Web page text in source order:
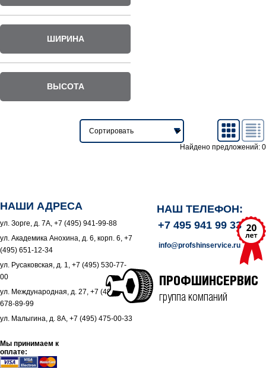
ШИРИНА
ВЫСОТА
Найдено предложений: 0
НАШИ АДРЕСА
ул. Зорге, д. 7А, +7 (495) 941-99-88
ул. Академика Анохина, д. 6, корп. 6, +7
(495) 651-12-34
ул. Русаковская, д. 1, +7 (495) 530-77-
00
ул. Международная, д. 27, +7 (495)
678-89-99
ул. Малыгина, д. 8А, +7 (495) 475-00-33
Мы принимаем к
оплате:
НАШ ТЕЛЕФОН:
+7 495 941 99 33
info@profshinservice.ru
ПРОФШИНСЕРВИС
группа компаний